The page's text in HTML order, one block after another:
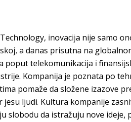
inovacija nije samo
a danas prisutna na
poput telekomunikacija i
Kompanija je poznata po
pomaže da složene izazove
jesu ljudi. Kultura kompanije
slobodu da istražuju nove